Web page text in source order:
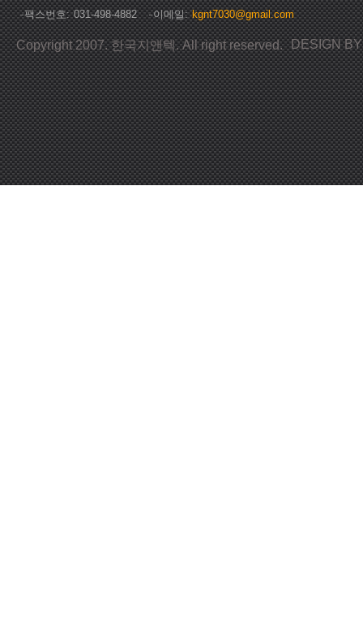
팩스번호 031-498-4882 이메일 kgnt7030@gmail.com
Copyright 2007. 한국지앤텍. All right reserved. DESIGN